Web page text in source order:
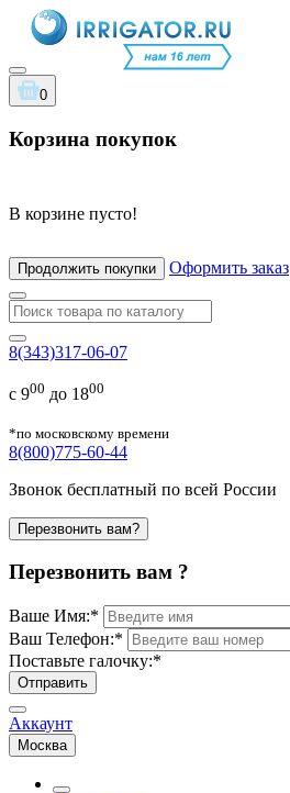
0
Корзина покупок
В корзине пусто!
Продолжить покупки Оформить заказ
8(343)317-06-07
с 900 до 1800
*по московскому времени
8(800)775-60-44
Звонок бесплатный по всей России
Перезвонить вам?
Перезвонить вам ?
Ваше Имя:*
Ваш Телефон:*
Поставьте галочку:*
Отправить
Аккаунт
Москва